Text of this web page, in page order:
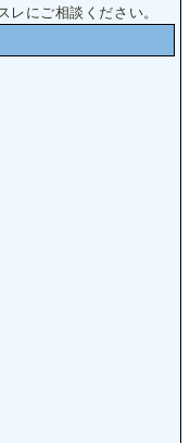
レにご相談ください。